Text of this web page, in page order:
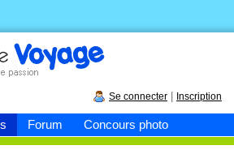
Forum Concours photo
Se connecter Inscription